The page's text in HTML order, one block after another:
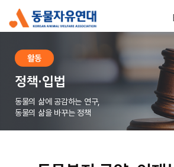
활동
정책·입법
동물의 삶에 공감하는 연구,
동물의 삶을 바꾸는 정책